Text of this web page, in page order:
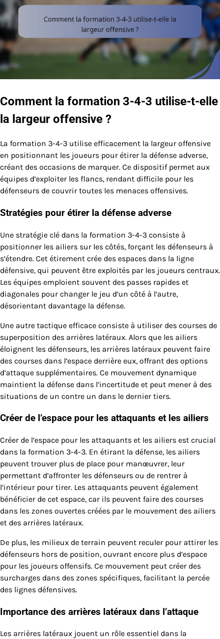
Comment la formation 3-4-3 utilise-t-elle
la largeur offensive ?
La formation 3-4-3 utilise efficacement la largeur offensive
en positionnant les joueurs pour étirer la défense adverse,
créant des occasions de marquer. Ce dispositif permet aux
équipes d’exploiter les flancs, rendant difficile pour les
défenseurs de couvrir toutes les menaces offensives.
Stratégies pour étirer la défense adverse
Une stratégie clé dans la formation 3-4-3 consiste à
positionner les ailiers sur les côtés, forçant les défenseurs à
s’étendre. Cet étirement crée des espaces dans la ligne
défensive, qui peuvent être exploités par les joueurs centraux.
Les équipes emploient souvent des passes rapides et
diagonales pour changer le jeu d’un côté à l’autre,
désorientant davantage la défense.
Une autre tactique efficace consiste à utiliser des courses de
superposition des arrières latéraux. Alors que les ailiers
éloignent les défenseurs, les arrières latéraux peuvent faire
des courses dans l’espace derrière eux, offrant des options
d’attaque supplémentaires. Ce mouvement dynamique
maintient la défense dans l’incertitude et peut mener à des
situations de un contre un dans le dernier tiers.
Créer de l’espace pour les attaquants et les ailiers
Créer de l’espace pour les attaquants et les ailiers est crucial
dans la formation 3-4-3. En étirant la défense, les ailiers
peuvent trouver plus de place pour manœuvrer, leur
permettant d’affronter les défenseurs ou de rentrer à
l’intérieur pour tirer. Les attaquants peuvent également
bénéficier de cet espace, car ils peuvent faire des courses
dans les zones ouvertes créées par le mouvement des ailiers
et des arrières latéraux.
De plus, les milieux de terrain peuvent reculer pour attirer les
défenseurs hors de position, ouvrant encore plus d’espace
pour les joueurs offensifs. Ce mouvement peut créer des
surcharges dans des zones spécifiques, facilitant la percée
des lignes défensives.
Importance des arrières latéraux dans l’attaque
Les arrières latéraux jouent un rôle essentiel dans la